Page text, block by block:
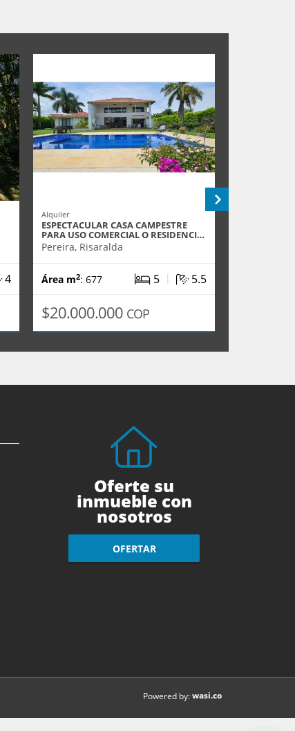
4
Alquiler
ESPECTACULAR CASA CAMPESTRE
PARA USO COMERCIAL O RESIDENCI…
Pereira, Risaralda
Área m2: 677 5 | 5.5
$20.000.000 COP
Oferte su
inmueble con
nosotros
OFERTAR
Powered by:wasi.co